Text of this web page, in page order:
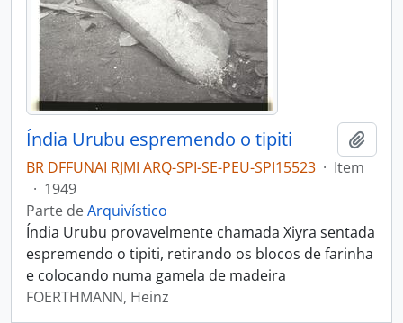
Índia Urubu espremendo o tipiti
BR DFFUNAI RJMI ARQ-SPI-SE-PEU-SPI15523 · Item
· 1949
Parte deArquivístico
Índia Urubu provavelmente chamada Xiyra sentada
espremendo o tipiti, retirando os blocos de farinha
e colocando numa gamela de madeira
FOERTHMANN, Heinz